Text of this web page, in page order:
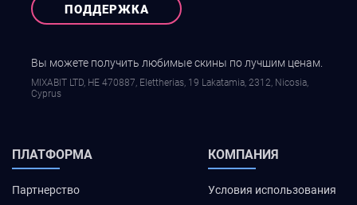
ПОДДЕРЖКА
Вы можете получить любимые скины по лучшим ценам.
MIXABIT LTD, ΗΕ 470887, Elettherias, 19 Lakatamia, 2312, Nicosia,
Cyprus
ПЛАТФОРМА
Партнерство
КОМПАНИЯ
Условия использования